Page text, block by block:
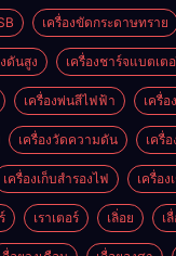
เครื่องขัดกระดาษทราย
ดันสูง เครื่องชาร์จแบตเต
เครื่องพ่นสีไฟฟ้า เครื่
เครื่องวัดความดัน เครื่
เครื่องเก็บสํารองไฟ เครื่อง
เราเตอร์ เลิ่อย เ